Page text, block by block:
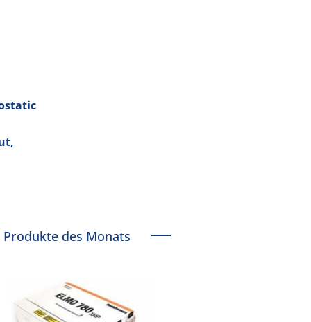
Produkte des Monats